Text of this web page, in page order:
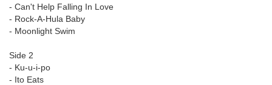
- Can't Help Falling In Love
- Rock-A-Hula Baby
- Moonlight Swim
Side 2
- Ku-u-i-po
- Ito Eats